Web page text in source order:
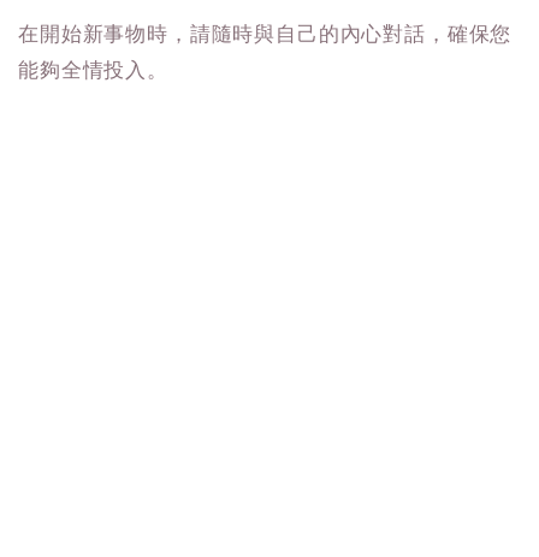
在開始新事物時，請隨時與自己的內心對話，確保您
能夠全情投入。